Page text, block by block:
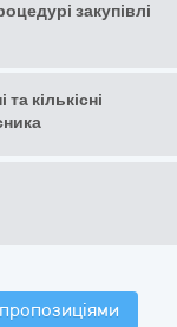
закупівлі
кількісні